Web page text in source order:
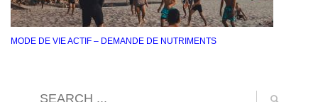
MODE DE VIE ACTIF – DEMANDE DE NUTRIMENTS